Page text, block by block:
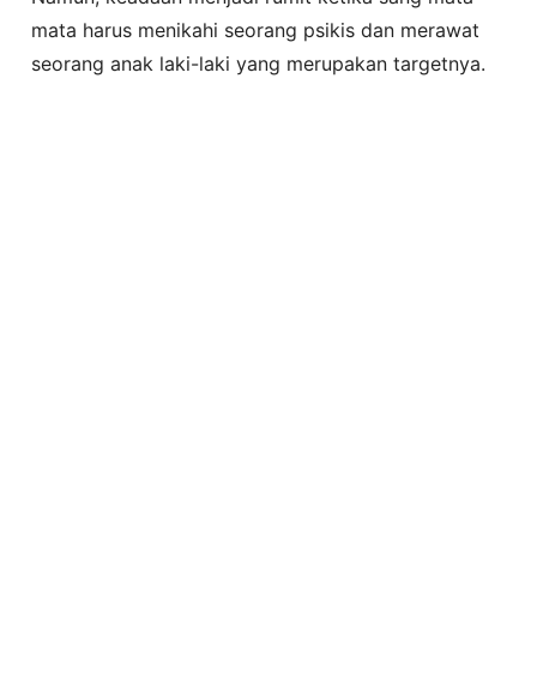
mata harus menikahi seorang psikis dan merawat
seorang anak laki-laki yang merupakan targetnya.